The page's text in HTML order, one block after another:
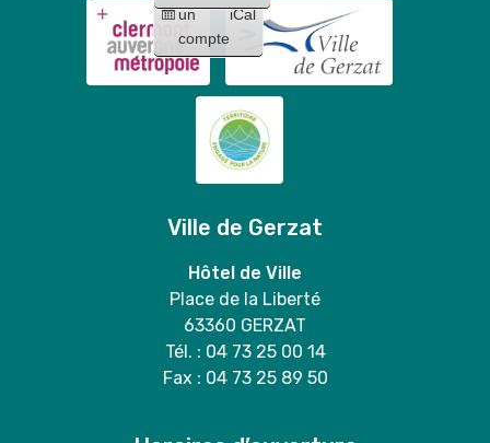
un
compte
iCal
Ville de Gerzat
Hôtel de Ville
Place de la Liberté
63360 GERZAT
Tél. : 04 73 25 00 14
Fax : 04 73 25 89 50